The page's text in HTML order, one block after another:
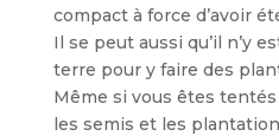
compact à force d’avoir
Il se peut aussi qu’il n’y
terre pour y faire des
Même si vous êtes
les semis et les